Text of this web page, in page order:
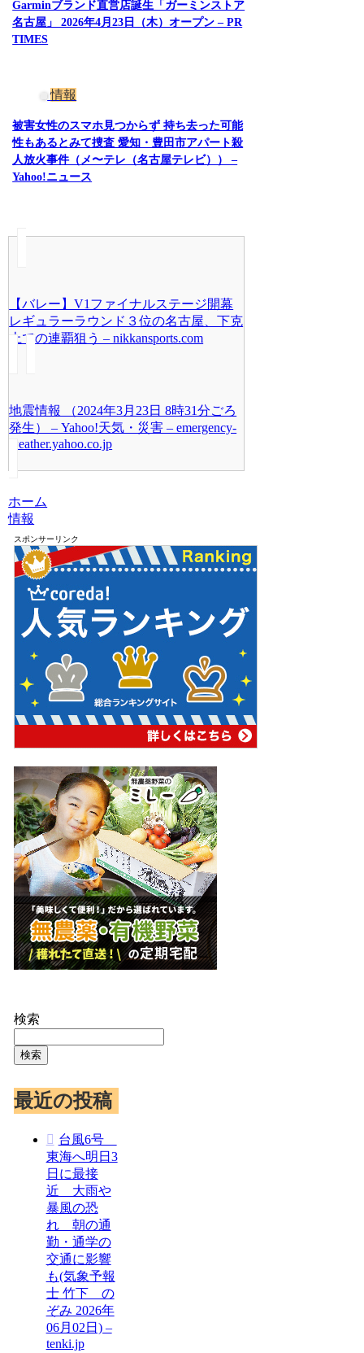
Garminブランド直営店誕生「ガーミンストア
名古屋」 2026年4月23日（木）オープン – PR
TIMES
情報
被害女性のスマホ見つからず 持ち去った可能
性もあるとみて捜査 愛知・豊田市アパート殺
人放火事件（メ〜テレ（名古屋テレビ）） –
Yahoo!ニュース
【バレー】V1ファイナルステージ開幕
レギュラーラウンド３位の名古屋、下克
上での連覇狙う – nikkansports.com
地震情報 （2024年3月23日 8時31分ごろ
発生） – Yahoo!天気・災害 – emergency-
weather.yahoo.co.jp
ホーム
情報
スポンサーリンク
検索
検索
最近の投稿
台風6号
東海へ明日3
日に最接
近 大雨や
暴風の恐
れ 朝の通
勤・通学の
交通に影響
も(気象予報
士 竹下 の
ぞみ 2026年
06月02日) –
tenki.jp